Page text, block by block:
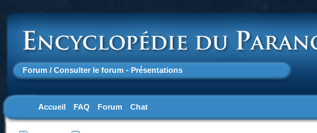
Forum / Consulter le forum - Présentations
Accueil FAQ Forum Chat